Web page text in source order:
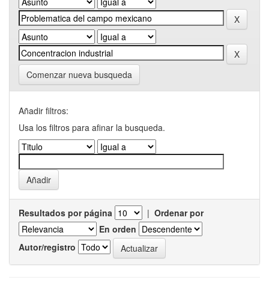
Comenzar nueva busqueda
Añadir filtros:
Usa los filtros para afinar la busqueda.
Resultados por página | Ordenar por
En orden
Autor/registro